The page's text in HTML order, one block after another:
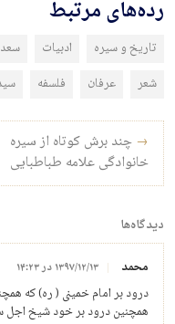
رده‌های مرتبط
تاریخ و سیره ادبیات
شعر
عرفان فلسفه
راه‌بری نوشته
→ چند برش کوتاه از سیره
خانوادگی علامه طباطبایی
دیدگاه‌ها
محمد ۱۳۹۷/۱۲/۱۳ در ۱۴:۲۳
درود بر امام خمینی ( ره) که
همچنین درود بر خود شیخ اجل